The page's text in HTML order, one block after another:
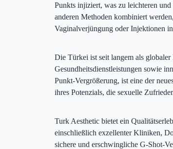
Punkts injiziert, was zu leichteren
anderen Methoden kombiniert
Vaginalverjüngung oder Injektionen
Die Türkei ist seit langem als
Gesundheitsdienstleistungen sowie
Punkt-Vergrößerung, ist eine der
ihres Potenzials, die sexuelle
Turk Aesthetic bietet ein
einschließlich exzellenter Kliniken,
sichere und erschwingliche G-Shot-